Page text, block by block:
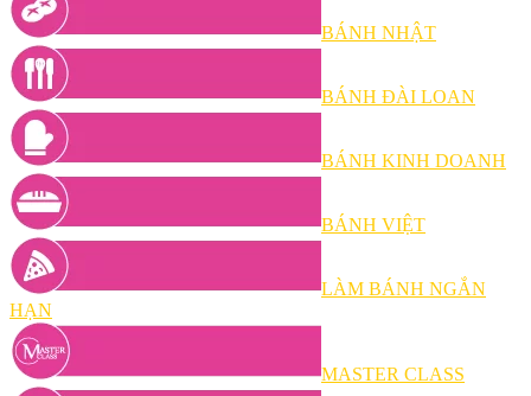
BÁNH NHẬT
BÁNH ĐÀI LOAN
BÁNH KINH DOANH
BÁNH VIỆT
LÀM BÁNH NGẮN
HẠN
MASTER CLASS